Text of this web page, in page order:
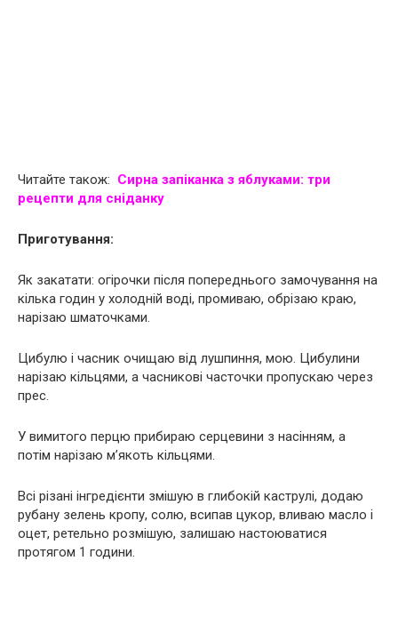
Читайте також: Сирна запіканка з яблуками: три
рецепти для сніданку
Приготування:
Як закатати: огірочки після попереднього замочування на
кілька годин у холодній воді, промиваю, обрізаю краю,
нарізаю шматочками.
Цибулю і часник очищаю від лушпиння, мою. Цибулини
нарізаю кільцями, а часникові часточки пропускаю через
прес.
У вимитого перцю прибираю серцевини з насінням, а
потім нарізаю м’якоть кільцями.
Всі різані інгредієнти змішую в глибокій каструлі, додаю
рубану зелень кропу, солю, всипав цукор, вливаю масло і
оцет, ретельно розмішую, залишаю настоюватися
протягом 1 години.